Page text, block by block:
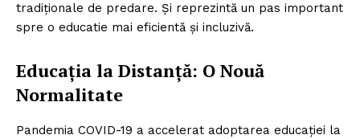
tradiționale de predare. Și reprezintă un pas important
spre o educatie mai eficientă și incluzivă.
Educația la Distanță: O Nouă
Normalitate
Pandemia COVID-19 a accelerat adoptarea educației la